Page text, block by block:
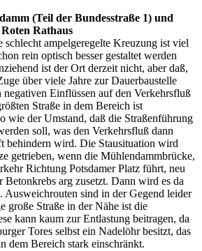
(Teil der Bundesstraße 1) und
Rathaus
schlecht ampelgeregelte Kreuzung ist viel
rein optisch besser gestaltet werden
ist der Ort derzeit nicht, aber daß,
über viele Jahre zur Dauerbaustelle
Einflüssen auf den Verkehrsfluß
Straße in dem Bereich ist
wie der Umstand, daß die Straßenführung
soll, was den Verkehrsfluß dann
behindern wird. Die Stausituation wird
getrieben, wenn die Mühlendammbrücke,
Richtung Potsdamer Platz führt, neu
arg zusetzt. Dann wird es da
Ausweichrouten sind in der Gegend leider
große Straße in der Nähe ist die
kann kaum zur Entlastung beitragen, da
Tores selbst ein Nadelöhr besitzt, das
dem Bereich stark einschränkt.